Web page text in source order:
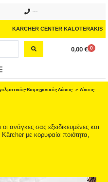
KÄRCHER CENTER KALOTERAKIS
0,00 € 0
Cart
Βιομηχανικές Λύσεις > Λύσεις
ανάγκες σας εξειδικευμένες και
με κορυφαία ποιότητα,